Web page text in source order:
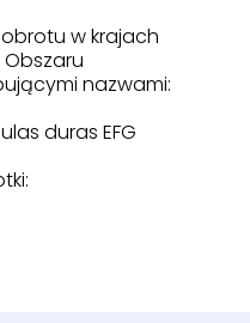
w krajach
Obszaru
nazwami:
duras EFG